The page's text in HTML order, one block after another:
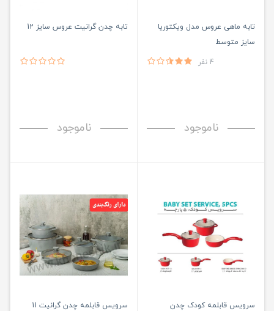
تابه ماهی عروس مدل ویکتوریا
سایز متوسط
4 نفر
ناموجود
تابه چدن گرانیت عروس سایز 12
ناموجود
سرویس قابلمه کودک چدن
سرویس قابلمه چدن گرانیت 11